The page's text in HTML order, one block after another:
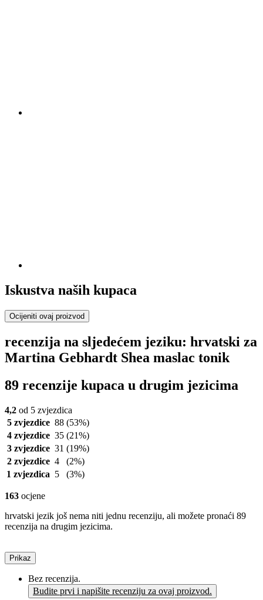
Iskustva naših kupaca
Ocijeniti ovaj proizvod
recenzija na sljedećem jeziku: hrvatski za
Martina Gebhardt Shea maslac tonik
89 recenzije kupaca u drugim jezicima
4,2 od 5 zvjezdica
5 zvjezdice 88 (53%)
4 zvjezdice 35 (21%)
3 zvjezdice 31 (19%)
2 zvjezdice 4
(2%)
1 zvjezdica 5 (3%)
163 ocjene
hrvatski jezik još nema niti jednu recenziju, ali možete pronaći 89
recenzija na drugim jezicima.
Prikaz
Bez recenzija.
Budite prvi i napišite recenziju za ovaj proizvod.